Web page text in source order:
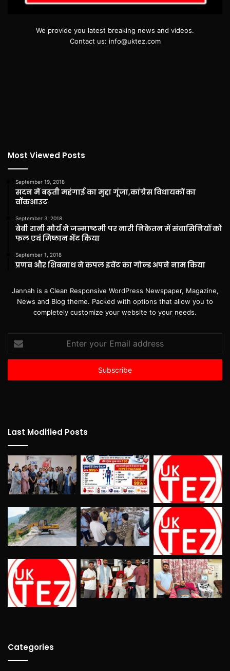
We provide you latest breaking news and videos.
Contact us: info@uktez.com
Most Viewed Posts
September 19, 2018
सदन में बढ़ती महंगाई का मुद्दा गूंजा,कांग्रेस विधायकों का
वॉकआउट
September 3, 2018
बेबी रानी मौर्य ने जन्माष्टमी पर नारी निकेतन में संवासिनियों को
फल एवं मिष्ठान भेंट किया
September 1, 2018
प्रणब और शिबनाथ ने कपल इवेंट का गोल्ड अपने नाम किया
Jannah is a Clean Responsive WordPress Newspaper, Magazine,
News and Blog theme. Packed with options that allow you to
completely customize your website to your needs.
Enter
your
Email
Last Modified Posts
Categories